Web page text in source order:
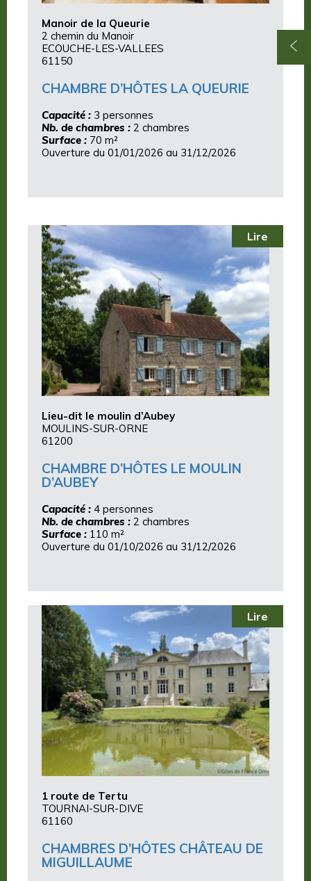
Manoir de la Queurie
2 chemin du Manoir
ECOUCHE-LES-VALLEES
61150
CHAMBRE D’HÔTES LA QUEURIE
Capacité : 3 personnes
Nb. de chambres : 2 chambres
Surface : 70 m²
Ouverture du 01/01/2026 au 31/12/2026
Lire
Lieu-dit le moulin d’Aubey
MOULINS-SUR-ORNE
61200
CHAMBRE D’HÔTES LE MOULIN
D’AUBEY
Capacité : 4 personnes
Nb. de chambres : 2 chambres
Surface : 110 m²
Ouverture du 01/10/2026 au 31/12/2026
Lire
1 route de Tertu
TOURNAI-SUR-DIVE
61160
CHAMBRES D’HÔTES CHÂTEAU DE
MIGUILLAUME